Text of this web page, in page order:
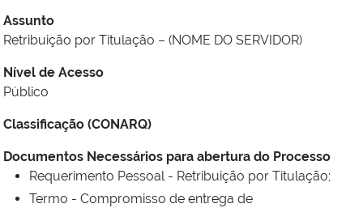
Assunto
Retribuição por Titulação – (NOME DO SERVIDOR)
Nível de Acesso
Público
Classificação (CONARQ)
Documentos Necessários para abertura do Processo
Requerimento Pessoal - Retribuição por Titulação;
Termo - Compromisso de entrega de